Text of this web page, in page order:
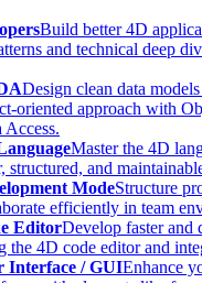
Build better 4D
and technical deep
Design clean data
oriented approach with
Access.
Master the 4D
structured, and
ModeStructure
efficiently in team
EditorDevelop faster and
the 4D code editor and
Interface / GUIEnhance